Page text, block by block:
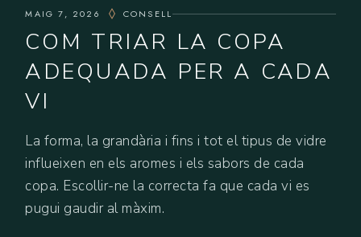
MAIG 7, 2026 CONSELL
COM TRIAR LA COPA
ADEQUADA PER A CADA
VI
La forma, la grandària i fins i tot el tipus de vidre
influeixen en els aromes i els sabors de cada
copa. Escollir-ne la correcta fa que cada vi es
pugui gaudir al màxim.